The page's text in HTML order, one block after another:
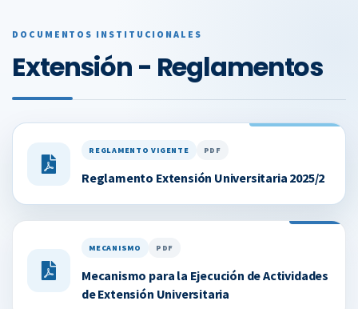
DOCUMENTOS INSTITUCIONALES
Extensión - Reglamentos
REGLAMENTO VIGENTE PDF
Reglamento Extensión Universitaria 2025/2
MECANISMO PDF
Mecanismo para la Ejecución de Actividades
de Extensión Universitaria